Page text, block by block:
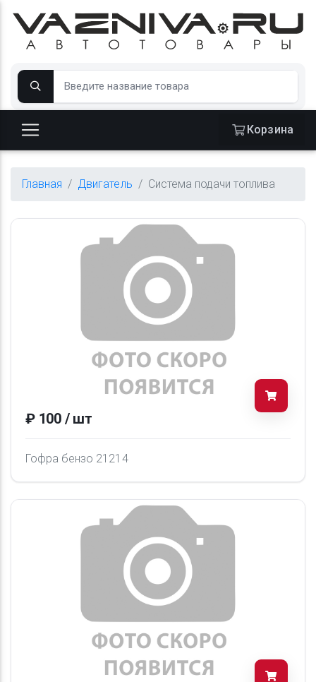
Корзина
Главная Двигатель Система подачи топлива
₽ 100 / шт
Гофра бензо 21214